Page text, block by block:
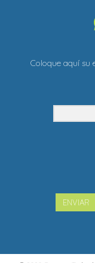
Coloque aquí su
ENVIAR